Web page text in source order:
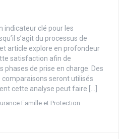
indicateur clé pour les
s’agit du processus de
article explore en profondeur
satisfaction afin de
phases de prise en charge. Des
seront utilisés
cette analyse peut faire […]
Famille et Protection